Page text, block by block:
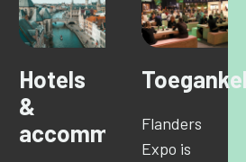
Hotels
&
accommodaties
Flanders
Expo is